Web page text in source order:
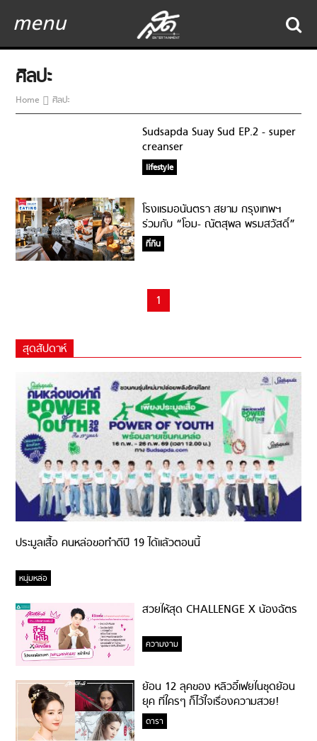
menu
ศิลปะ
Home ศิลปะ
Sudsapda Suay Sud EP.2 - super
creanser
lifestyle
โรงแรมอนันตรา สยาม กรุงเทพฯ
ร่วมกับ “โอม- ณัตสุพล พรมสวัสดิ์”
เนรมิตรศิลปะแห่งกระดาษ ให้กลายเป็น
ศิลปะแห่งรสชาติ กับ “HOUSE OF
ที่กิน
1
สุดสัปดาห์
ประมูลเสื้อ คนหล่อขอทำดีปี 19 ได้แล้วตอนนี้
หนุ่มหล่อ
สวยให้สุด CHALLENGE X น้องฉัตร
ความงาม
ย้อน 12 ลุคของ หลิวอี้เฟยในชุดย้อน
ยุค ที่ใครๆ ก็ไว้ใจเรื่องความสวย!
ดารา